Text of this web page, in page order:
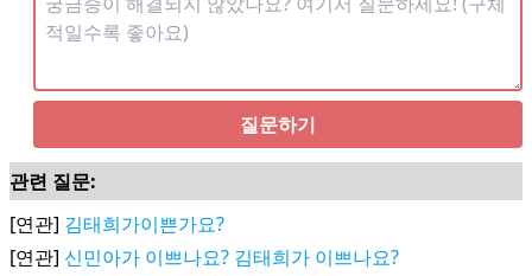
질문하기
관련 질문:
[연관] 김태희가이쁜가요?
[연관] 신민아가 이쁘나요? 김태희가 이쁘나요?